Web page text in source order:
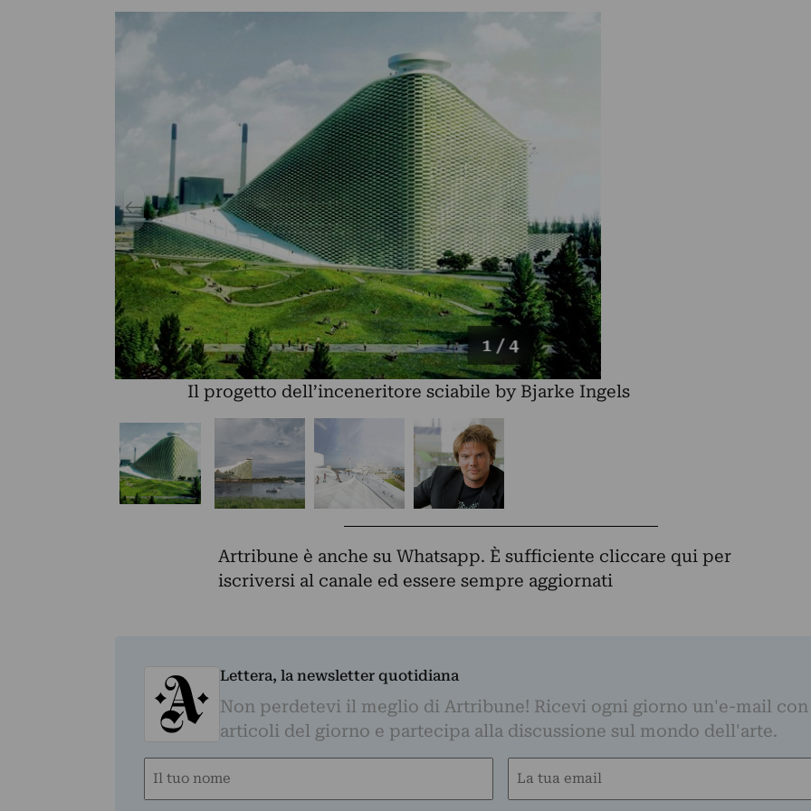
1 / 4
Il progetto dell’inceneritore sciabile by Bjarke Ingels
Artribune è anche su Whatsapp. È sufficiente cliccare qui per
iscriversi al canale ed essere sempre aggiornati
Lettera, la newsletter quotidiana
Non perdetevi il meglio di Artribune! Ricevi ogni giorno un'e-mail
articoli del giorno e partecipa alla discussione sul mondo dell'arte.
Nome
Email